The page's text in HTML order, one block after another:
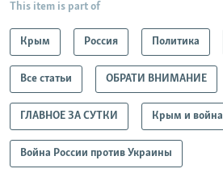
This item is part of
Крым Россия Политика
Все статьи ОБРАТИ ВНИМАНИЕ
ГЛАВНОЕ ЗА СУТКИ Крым и война
Война России против Украины